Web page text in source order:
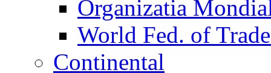
Organizatia
World Fed. of
Continental